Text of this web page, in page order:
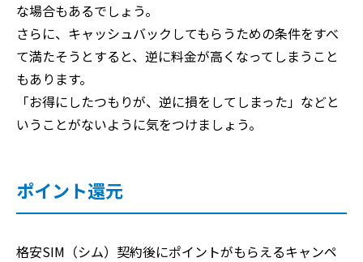
な場合もあるでしょう。
さらに、キャッシュバックしてもらうための条件をすべ
て満たそうとすると、逆に料金が高くなってしまうこと
もあります。
「お得にしたつもりが、逆に損をしてしまった」などと
いうことがないように気をつけましょう。
ポイント還元
格安SIM（シム）契約後にポイントがもらえるキャンペ